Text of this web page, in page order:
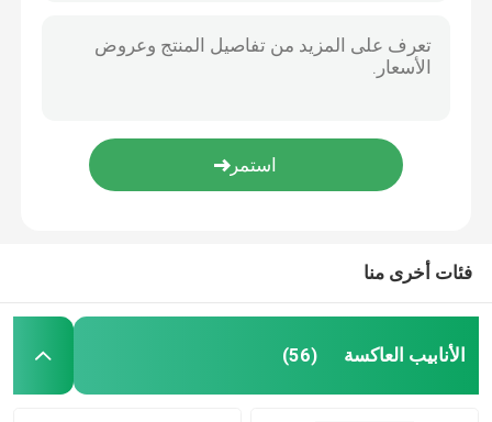
فئات أخرى منا
الأنابيب العاكسة (56)